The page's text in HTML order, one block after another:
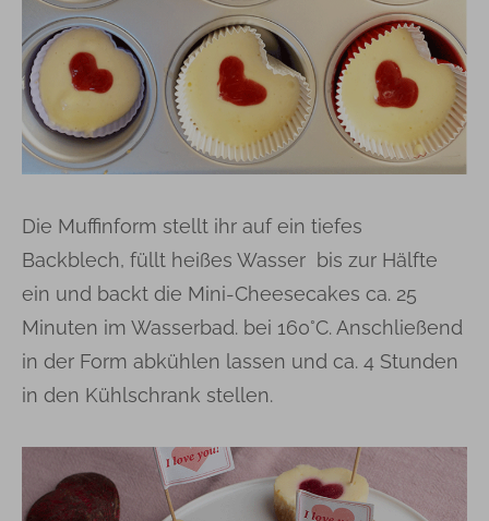
Die Muffinform stellt ihr auf ein tiefes
Backblech, füllt heißes Wasser bis zur Hälfte
ein und backt die Mini-Cheesecakes ca. 25
Minuten im Wasserbad. bei 160°C. Anschließend
in der Form abkühlen lassen und ca. 4 Stunden
in den Kühlschrank stellen.